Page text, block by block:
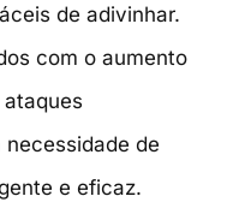
de adivinhar.
com o aumento
ataques
de
e eficaz.